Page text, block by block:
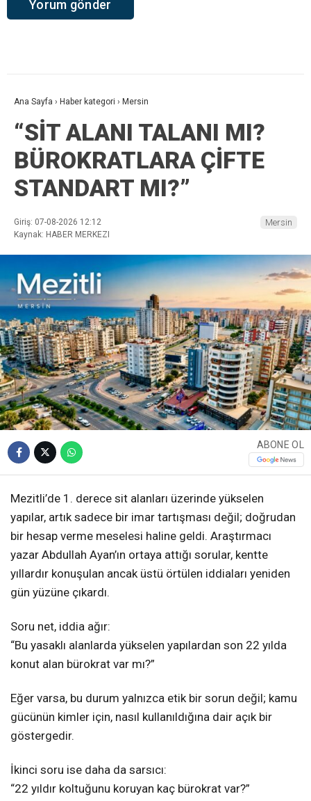
Ana Sayfa › Haber kategori › Mersin
“SİT ALANI TALANI MI?
BÜROKRATLARA ÇİFTE
STANDART MI?”
Giriş: 07-08-2026 12:12
Kaynak: HABER MERKEZI
Mersin
ABONE OL
Mezitli’de 1. derece sit alanları üzerinde yükselen
yapılar, artık sadece bir imar tartışması değil; doğrudan
bir hesap verme meselesi haline geldi. Araştırmacı
yazar Abdullah Ayan’ın ortaya attığı sorular, kentte
yıllardır konuşulan ancak üstü örtülen iddiaları yeniden
gün yüzüne çıkardı.
Soru net, iddia ağır:
“Bu yasaklı alanlarda yükselen yapılardan son 22 yılda
konut alan bürokrat var mı?”
Eğer varsa, bu durum yalnızca etik bir sorun değil; kamu
gücünün kimler için, nasıl kullanıldığına dair açık bir
göstergedir.
İkinci soru ise daha da sarsıcı:
“22 yıldır koltuğunu koruyan kaç bürokrat var?”